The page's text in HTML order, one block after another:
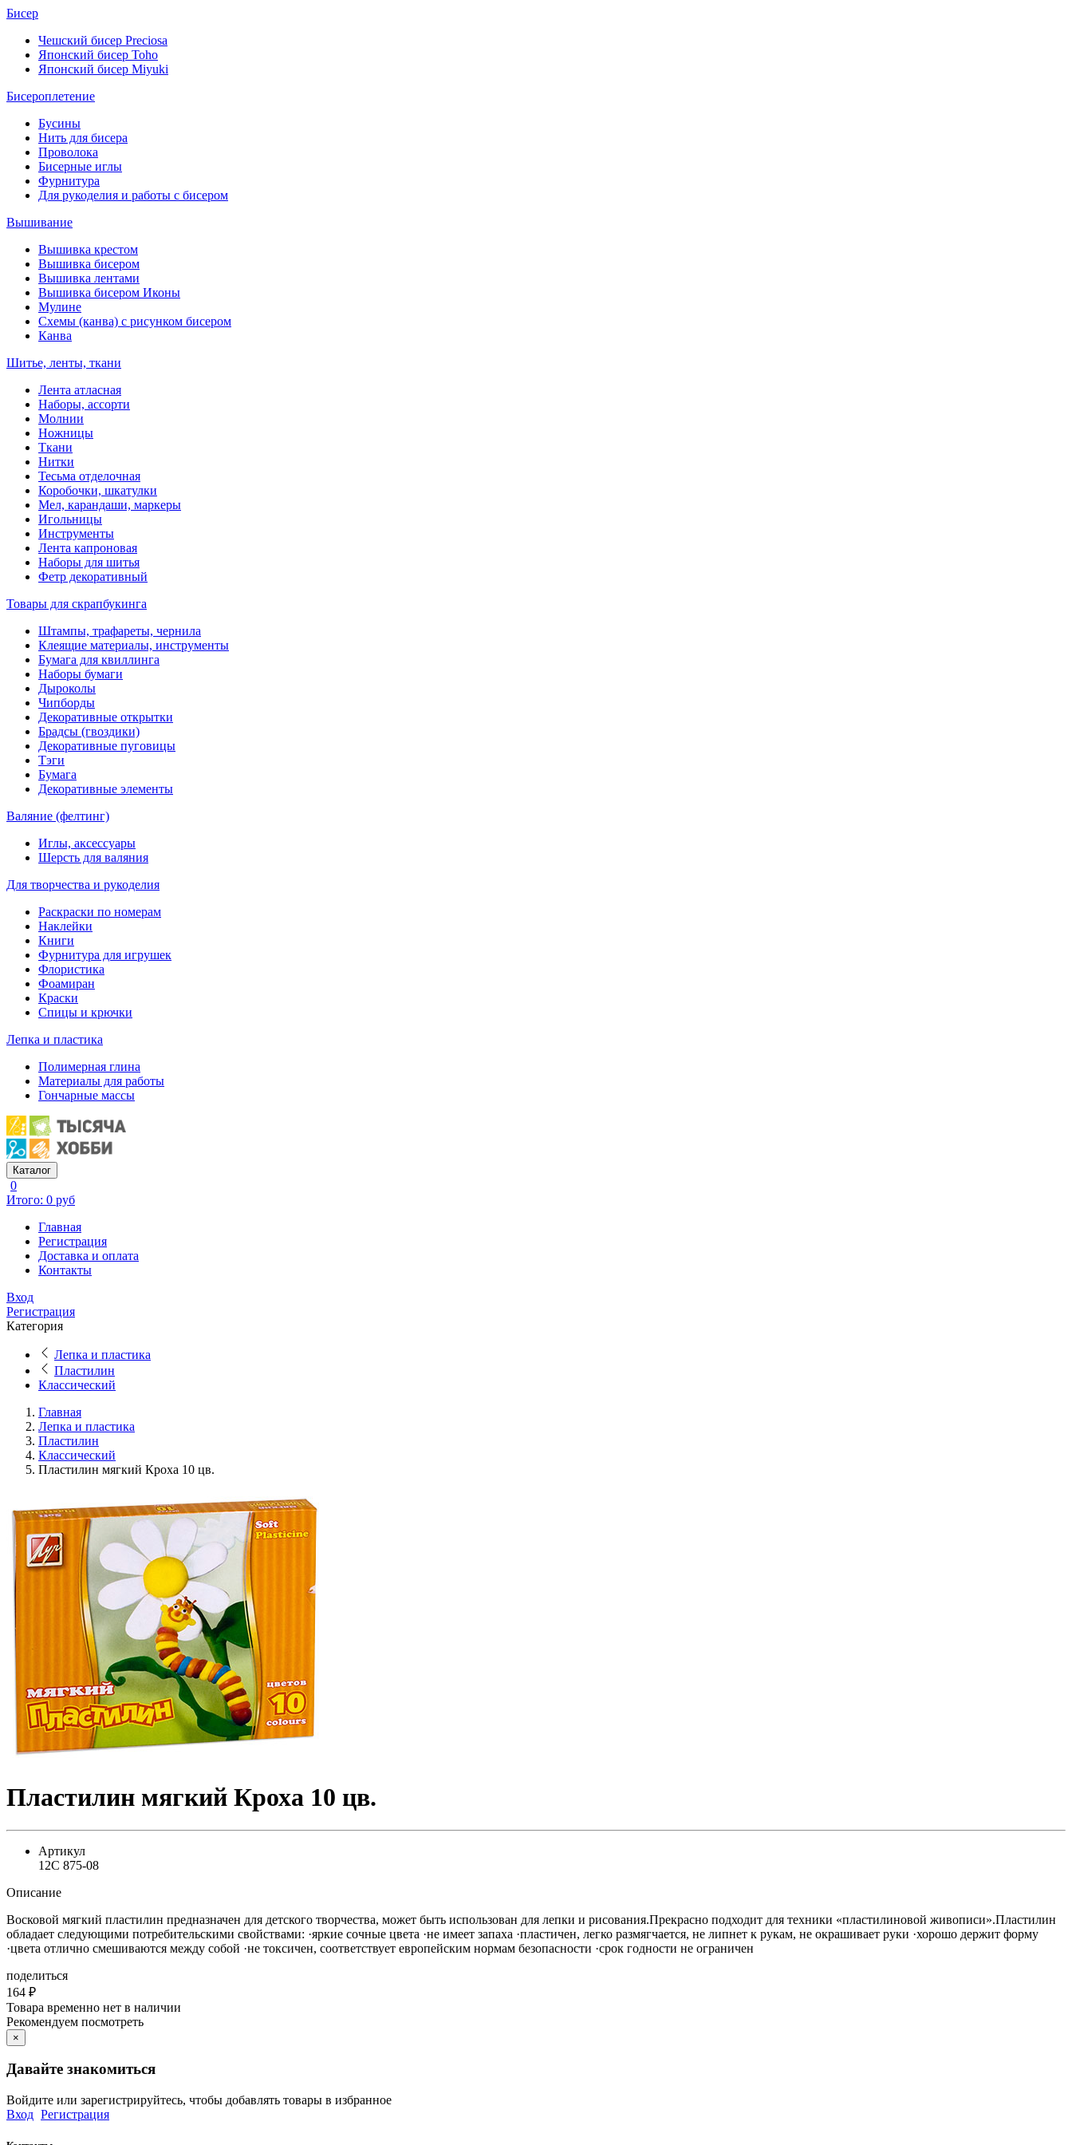
Бисер
Чешский бисер Preciosa
Японский бисер Toho
Японский бисер Miyuki
Бисероплетение
Бусины
Нить для бисера
Проволока
Бисерные иглы
Фурнитура
Для рукоделия и работы с бисером
Вышивание
Вышивка крестом
Вышивка бисером
Вышивка лентами
Вышивка бисером Иконы
Мулине
Схемы (канва) с рисунком бисером
Канва
Шитье, ленты, ткани
Лента атласная
Наборы, ассорти
Молнии
Ножницы
Ткани
Нитки
Тесьма отделочная
Коробочки, шкатулки
Мел, карандаши, маркеры
Игольницы
Инструменты
Лента капроновая
Наборы для шитья
Фетр декоративный
Товары для скрапбукинга
Штампы, трафареты, чернила
Клеящие материалы, инструменты
Бумага для квиллинга
Наборы бумаги
Дыроколы
Чипборды
Декоративные открытки
Брадсы (гвоздики)
Декоративные пуговицы
Тэги
Бумага
Декоративные элементы
Валяние (фелтинг)
Иглы, аксессуары
Шерсть для валяния
Для творчества и рукоделия
Раскраски по номерам
Наклейки
Книги
Фурнитура для игрушек
Флористика
Фоамиран
Краски
Спицы и крючки
Лепка и пластика
Полимерная глина
Материалы для работы
Гончарные массы
Каталог
0
Итого: 0 руб
Главная
Регистрация
Доставка и оплата
Контакты
Вход
Регистрация
Категория
Лепка и пластика
Пластилин
Классический
Главная
Лепка и пластика
Пластилин
Классический
Пластилин мягкий Кроха 10 цв.
Пластилин мягкий Кроха 10 цв.
Артикул
12С 875-08
Описание
Восковой мягкий пластилин предназначен для детского творчества, может быть использован для лепки и рисования.Прекрасно подходит для техники «пластилиновой живописи».Пластилин
обладает следующими потребительскими свойствами: ·яркие сочные цвета ·не имеет запаха ·пластичен, легко размягчается, не липнет к рукам, не окрашивает руки ·хорошо держит форму
·цвета отлично смешиваются между собой ·не токсичен, соответствует европейским нормам безопасности ·срок годности не ограничен
поделиться
164 ₽
Товара временно нет в наличии
Рекомендуем посмотреть
×
Давайте знакомиться
Войдите или зарегистрируйтесь, чтобы добавлять товары в избранное
Вход Регистрация